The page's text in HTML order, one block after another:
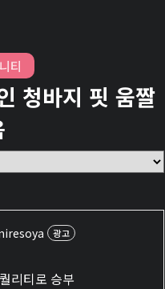
티
청바지 핏 움짤
광고
리티로 승부